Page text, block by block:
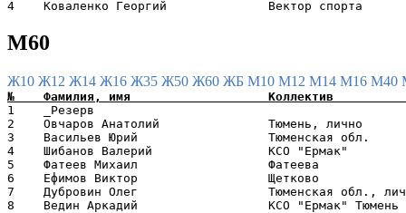
М60
Ж10 Ж12 Ж14 Ж16 Ж35 Ж50 Ж60 ЖБ М10 М12 М14 М16 М40
1    _Резерв
2    Овчаров Анатолий               Тюмень,
3    Васильев Юрий                  Тюменская
4    Шибанов Валерий                КСО "Ермак"
5    Фатеев Михаил                  Фатеева
6    Ефимов Виктор                  Щетково
7    Дубровин Олег                  Тюменская обл.,
8    Ведин Аркадий                  КСО "Ермак"